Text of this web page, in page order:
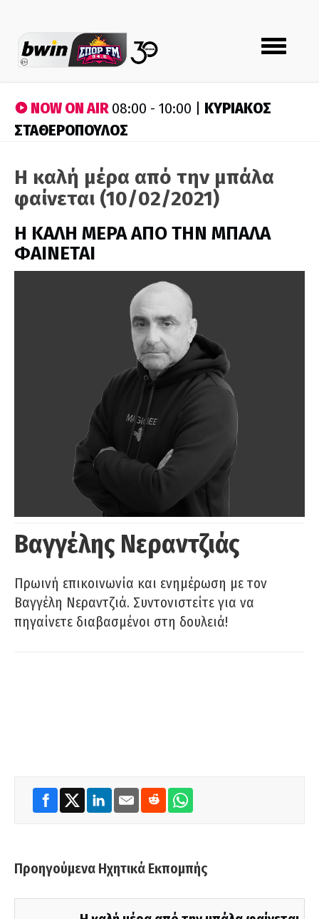
Toggle
navigation
NOW ON AIR08:00 - 10:00 | ΚΥΡΙΑΚΟΣ
ΣΤΑΘΕΡΟΠΟΥΛΟΣ
Η καλή μέρα από την μπάλα
φαίνεται (10/02/2021)
H ΚΑΛΗ ΜΕΡΑ ΑΠΟ ΤΗΝ ΜΠΑΛΑ
ΦΑΙΝΕΤΑΙ
Βαγγέλης Νεραντζιάς
Πρωινή επικοινωνία και ενημέρωση με τον
Βαγγέλη Νεραντζιά. Συντονιστείτε για να
πηγαίνετε διαβασμένοι στη δουλειά!
Προηγούμενα Ηχητικά Εκπομπής